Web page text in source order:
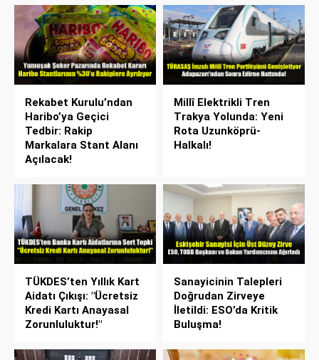
Rekabet Kurulu’ndan
Haribo’ya Geçici
Tedbir: Rakip
Markalara Stant Alanı
Açılacak!
Millî Elektrikli Tren
Trakya Yolunda: Yeni
Rota Uzunköprü-
Halkalı!
TÜKDES’ten Yıllık Kart
Aidatı Çıkışı: "Ücretsiz
Kredi Kartı Anayasal
Zorunluluktur!"
Sanayicinin Talepleri
Doğrudan Zirveye
İletildi: ESO’da Kritik
Buluşma!